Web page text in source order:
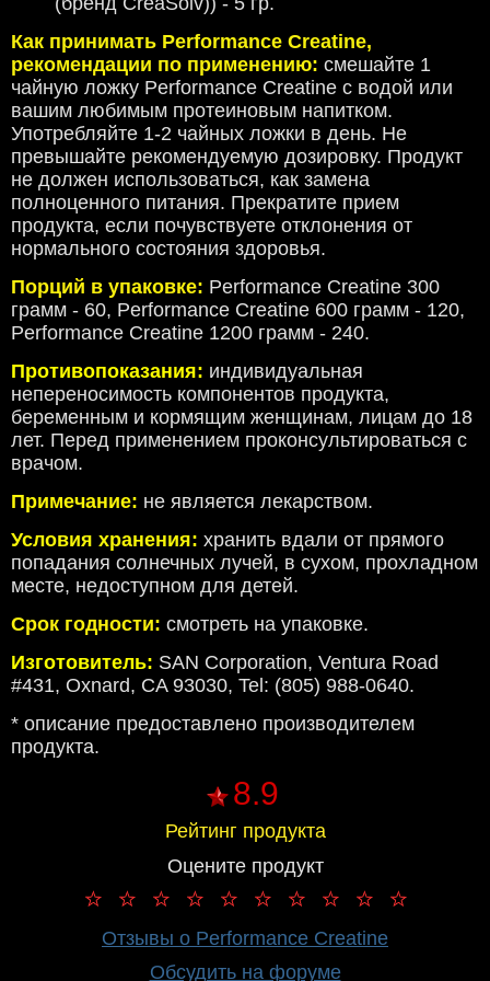
Как принимать Performance Creatine,
рекомендации по применению: смешайте 1
чайную ложку Performance Creatine с водой или
вашим любимым протеиновым напитком.
Употребляйте 1-2 чайных ложки в день. Не
превышайте рекомендуемую дозировку. Продукт
не должен использоваться, как замена
полноценного питания. Прекратите прием
продукта, если почувствуете отклонения от
нормального состояния здоровья.
Порций в упаковке: Performance Creatine 300
грамм - 60, Performance Creatine 600 грамм - 120,
Performance Creatine 1200 грамм - 240.
Противопоказания: индивидуальная
непереносимость компонентов продукта,
беременным и кормящим женщинам, лицам до 18
лет. Перед применением проконсультироваться с
врачом.
Примечание: не является лекарством.
Условия хранения: хранить вдали от прямого
попадания солнечных лучей, в сухом, прохладном
месте, недоступном для детей.
Срок годности: смотреть на упаковке.
Изготовитель: SAN Corporation, Ventura Road
#431, Oxnard, CA 93030, Tel: (805) 988-0640.
* описание предоставлено производителем
продукта.
8.9
Рейтинг продукта
Оцените продукт
Отзывы о Performance Creatine
Обсудить на форуме